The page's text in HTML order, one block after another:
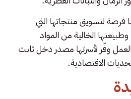
لتسويق منتجاتها التي
الخالية من المواد
وفّر لأسرتها مصدر دخل ثابت
الاقتصادية.